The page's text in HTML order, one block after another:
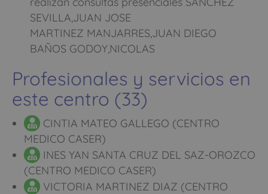
SEVILLA,JUAN JOSE
MARTINEZ MANJARRES,JUAN DIEGO
BAÑOS GODOY,NICOLAS
Profesionales y servicios en
este centro (33)
CINTIA MATEO GALLEGO (CENTRO
MEDICO CASER)
INES YAN SANTA CRUZ DEL SAZ-OROZCO
(CENTRO MEDICO CASER)
VICTORIA MARTINEZ DIAZ (CENTRO